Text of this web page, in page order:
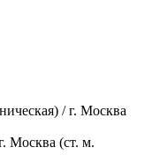
/ г. Москва
Москва (ст. м.